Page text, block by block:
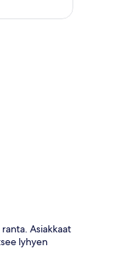
Asiakkaat
lyhyen